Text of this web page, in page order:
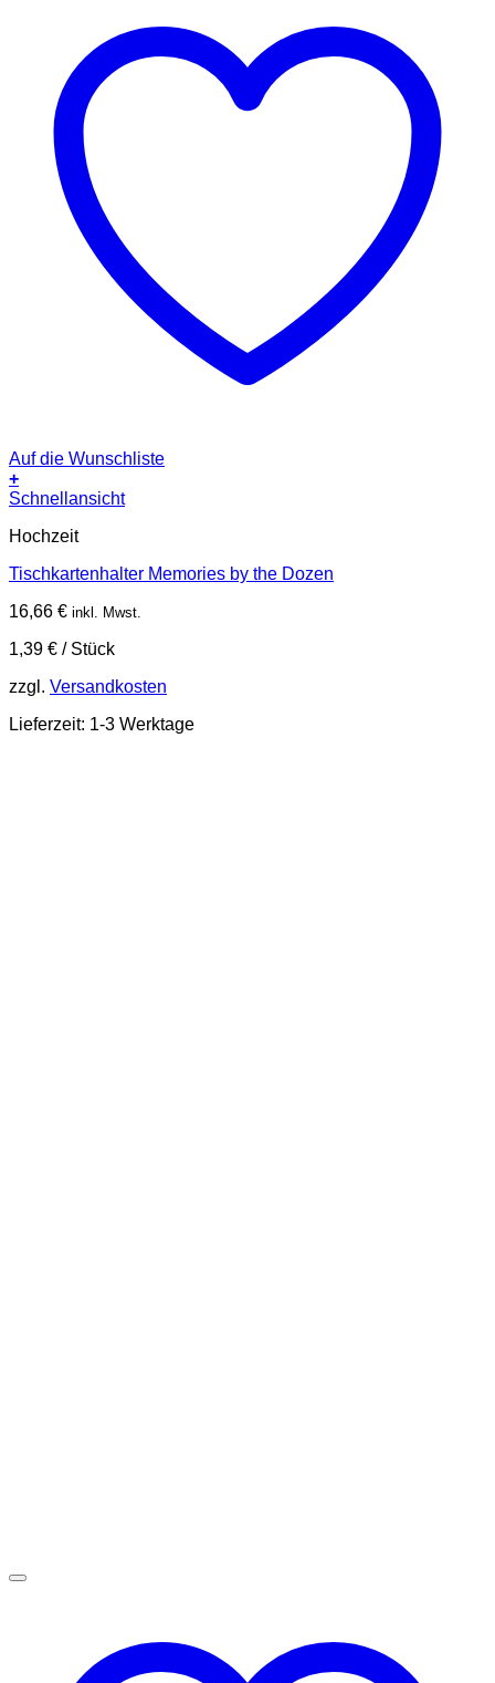
Auf die Wunschliste
+
Schnellansicht
Hochzeit
Tischkartenhalter Memories by the Dozen
16,66 € inkl. Mwst.
1,39 € / Stück
zzgl. Versandkosten
Lieferzeit: 1-3 Werktage